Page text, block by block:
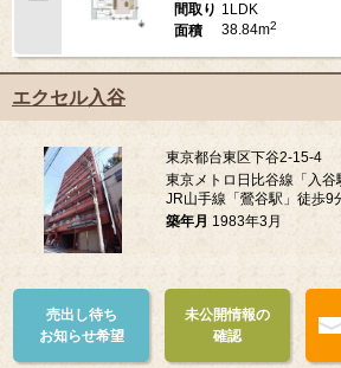
間取り 1LDK
面積
38.84m2
エクセル入谷
東京都台東区下谷2-15-4
東京メトロ日比谷線「入谷
JR山手線「鶯谷駅」徒歩9
築年月 1983年3月
売出し待ち
お知らせ希望
未公開情報の
確認